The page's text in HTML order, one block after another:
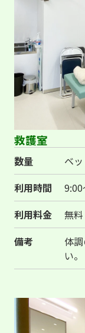
救護室
数量
ベ
利用時間
利用料金
無料
備考
体
い。